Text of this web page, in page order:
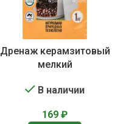
Дренаж керамзитовый
мелкий
В наличии
169 ₽